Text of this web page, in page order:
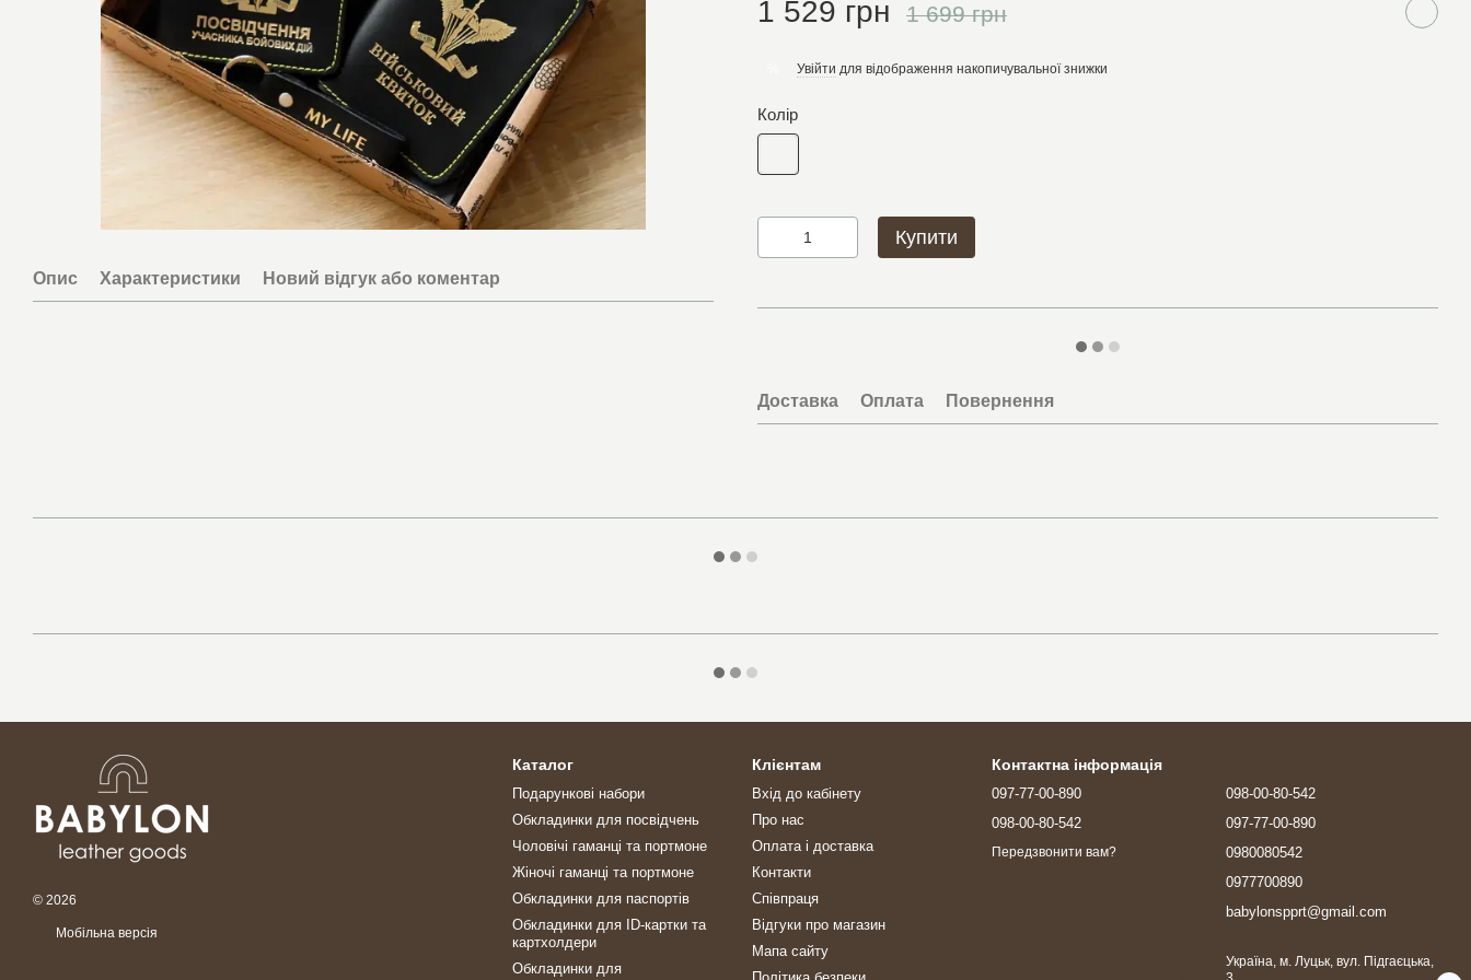
Опис Характеристики Новий відгук або коментар
1 529 грн 1 699 грн
Увійти для відображення накопичувальної знижки
Колір
Купити
Доставка Оплата Повернення
© 2026
Мобільна версія
Каталог
Подарункові набори
Обкладинки для посвідчень
Чоловічі гаманці та портмоне
Жіночі гаманці та портмоне
Обкладинки для паспортів
Обкладинки для ID-картки та
картхолдери
Обкладинки для
Клієнтам
Вхід до кабінету
Про нас
Оплата і доставка
Контакти
Співпраця
Відгуки про магазин
Мапа сайту
Контактна інформація
097-77-00-890
098-00-80-542
Передзвонити вам?
098-00-80-542
097-77-00-890
0980080542
0977700890
babylonspprt@gmail.com
Україна, м. Луцьк, вул. Підгаєцька,